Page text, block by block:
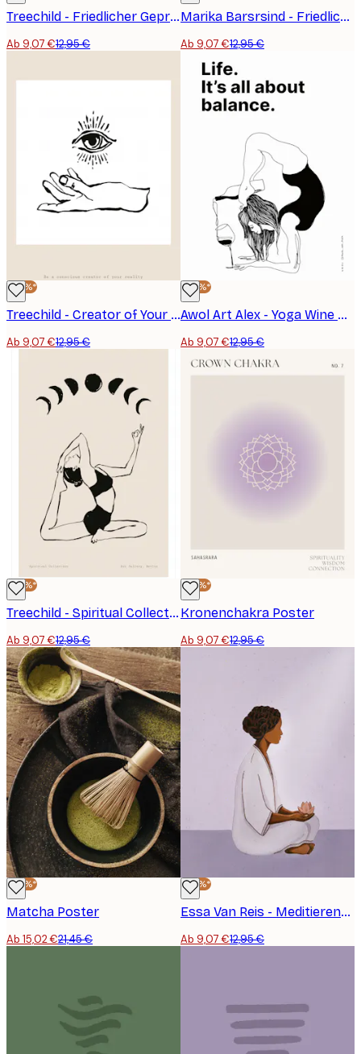
Treechild - Friedlicher Geprägter Lotus Poster
Ab 9,07 €12,95 €
Marika Barsrsind - Friedliche Strandmeditation Poster
Ab 9,07 €12,95 €
-30%*
Treechild - Creator of Your Reality Poster
Ab 9,07 €12,95 €
-30%*
Awol Art Alex - Yoga Wine Balance Poster
Ab 9,07 €12,95 €
-30%*
Treechild - Spiritual Collection No09 Poster
Ab 9,07 €12,95 €
-30%*
Kronenchakra Poster
Ab 9,07 €12,95 €
-30%*
Matcha Poster
Ab 15,02 €21,45 €
-30%*
Essa Van Reis - Meditierende Frau mit Lotus Poster
Ab 9,07 €12,95 €